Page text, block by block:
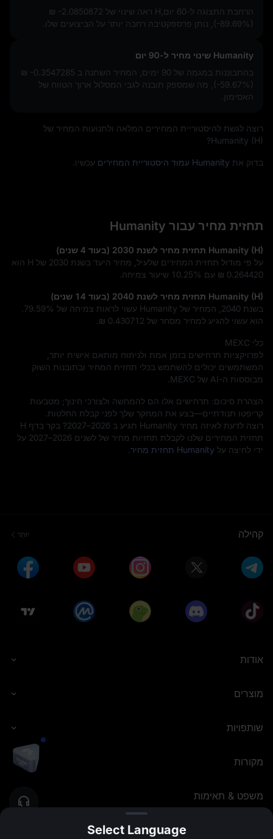
הרחבת התצוגה ל-60 יום,H ראה שינוי של
₪ -2.0850872
(-89.69%)
, נותן פרספקטיבה רחבה יותר על הביצועים שלו.
Humanity שינוי מחיר ל-90 יום
בהתבוננות במגמה של 90 ימים, המחיר השתנה ב
₪ -0.3547285
(-59.67%)
, מה שמספק תובנה לגבי המסלול ארוך הטווח של
האסימון.
רוצה לגשת להיסטוריית המחירים המלאה ולתנועות המחיר של
Humanity (H)?
בדוק את Humanity עמוד היסטוריית המחירים עכשיו.
תחזית מחיר עבור Humanity
Humanity (H) תחזית מחיר לשנת 2030 (בעוד 4 שנים)
על פי מודול תחזית המחירים שלעיל, מחיר היעד בשנת 2030 של H הוא
₪ 0.264420 עם 10.25% שיעור צמיחה.
Humanity (H) תחזית מחיר לשנת 2040 (בעוד 14 שנים)
בשנת 2040, המחיר של Humanity עשוי לראות צמיחה של
79.59%
הוא עשוי להגיע למחיר מסחר של ₪ 0.430712
כלי MEXC
לפרויקציות תרחישים בזמן אמת ולניתוח מותאם אישית יותר,
המשתמשים יכולים להשתמש בכלי תחזית המחיר ובתובנות השוק
מבוססות ה-AI של MEXC.
הצהרת סיכום: תרחישים אלו הם להמחשה ולצורכי חינוך; מטבעות
קריפטו תנודתיים—בצע את המחקר שלך לפני קבלת החלטות.
רוצה לדעת לאיזה מחיר Humanity תגיע ב 2026–2027? בקר בדף H
תחזית המחירים שלנו לקבלת תחזיות מחיר של לשנים 2026–2027 על
ידי לחיצה על Humanity תחזית מחיר
קהילה יוֹתֵר
אודות
מוצרים
שותפויות
מקורות
משפט & תאימות
Select Language